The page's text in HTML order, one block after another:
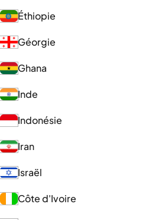
Éthiopie
Géorgie
Ghana
Inde
Indonésie
Iran
Israël
Côte d'Ivoire